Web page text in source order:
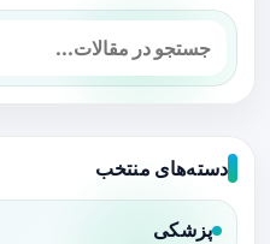
دسته‌های منتخب
پزشکی